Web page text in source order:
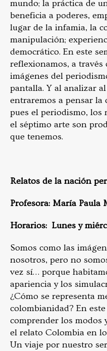
mundo; la práctica de
beneficia a poderes,
lugar de la infamia, la
manipulación;
democrático. En este
reflexionamos, a través
imágenes del
pantalla. Y al analizar
entraremos a pensar la
pues el periodismo, los
el séptimo arte son
que tenemos.
Relatos de la nación
Profesora: María Paula
Horarios: Lunes y
Somos como las
nosotros, pero no
vez sí… porque
apariencia y los
¿Cómo se representa
colombianidad? En
comprender los modos
el relato Colombia en
Un viaje por nuestro